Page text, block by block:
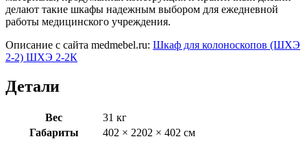
делают такие шкафы надежным выбором для ежедневной
работы медицинского учреждения.
Описание с сайта medmebel.ru: Шкаф для колоноскопов (ШХЭ
2-2) ШХЭ 2-2К
Детали
Вес
31 кг
Габариты
402 × 2202 × 402 см